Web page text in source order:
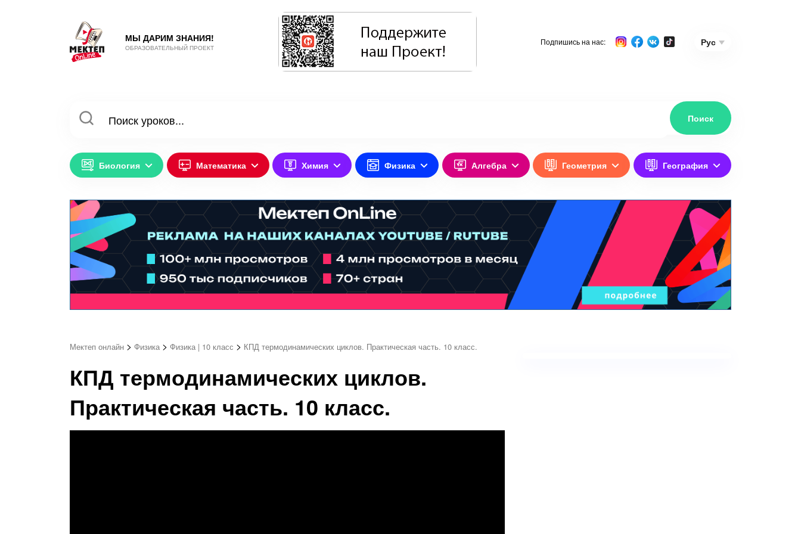
МЫ ДАРИМ ЗНАНИЯ!
ОБРАЗОВАТЕЛЬНЫЙ ПРОЕКТ
Подпишись на нас: Рус
Биология Математика Химия Физика Алгебра Геометрия География
Мектеп онлайн > Физика > Физика | 10 класс > КПД термодинамических циклов. Практическая часть. 10 класс.
КПД термодинамических циклов.
Практическая часть. 10 класс.